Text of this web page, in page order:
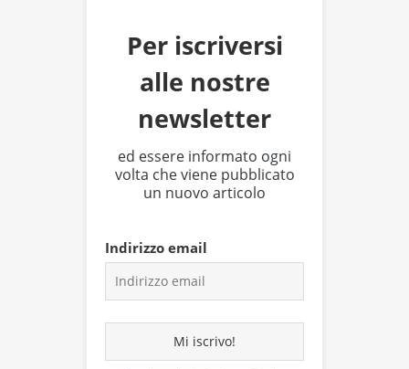
Per iscriversi
alle nostre
newsletter
ed essere informato ogni
volta che viene pubblicato
un nuovo articolo
Indirizzo email